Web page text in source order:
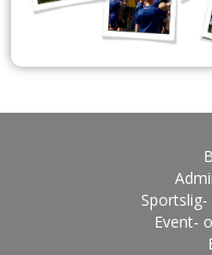
Event-